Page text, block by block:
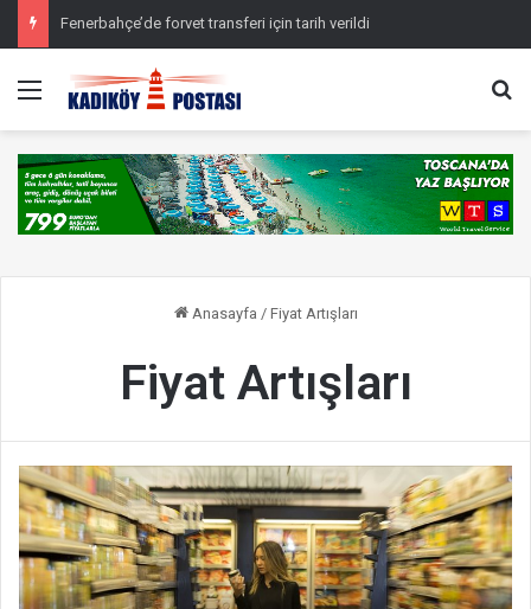
Fenerbahçe’de forvet transferi için tarih verildi
Menü
Anasayfa / Fiyat Artışları
Fiyat Artışları